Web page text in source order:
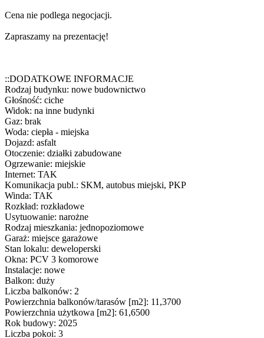
Cena nie podlega negocjacji.
Zapraszamy na prezentację!
::DODATKOWE INFORMACJE
Rodzaj budynku: nowe budownictwo
Głośność: ciche
Widok: na inne budynki
Gaz: brak
Woda: ciepła - miejska
Dojazd: asfalt
Otoczenie: działki zabudowane
Ogrzewanie: miejskie
Internet: TAK
Komunikacja publ.: SKM, autobus miejski, PKP
Winda: TAK
Rozkład: rozkładowe
Usytuowanie: narożne
Rodzaj mieszkania: jednopoziomowe
Garaż: miejsce garażowe
Stan lokalu: deweloperski
Okna: PCV 3 komorowe
Instalacje: nowe
Balkon: duży
Liczba balkonów: 2
Powierzchnia balkonów/tarasów [m2]: 11,3700
Powierzchnia użytkowa [m2]: 61,6500
Rok budowy: 2025
Liczba pokoi: 3